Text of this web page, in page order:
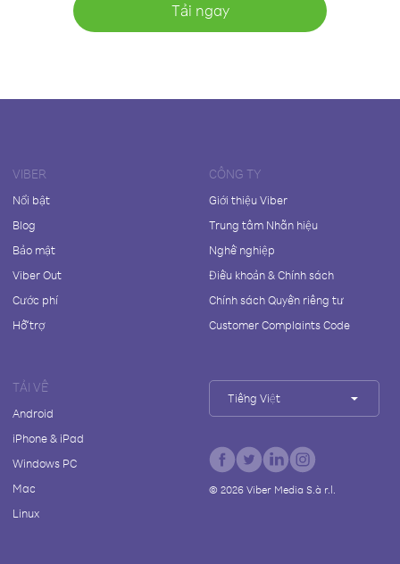
Tải ngay
VIBER
Nổi bật
Blog
Bảo mật
Viber Out
Cước phí
Hỗ trợ
CÔNG TY
Giới thiệu Viber
Trung tâm Nhãn hiệu
Nghề nghiệp
Điều khoản & Chính sách
Chính sách Quyền riêng tư
Customer Complaints Code
TẢI VỀ
Android
iPhone & iPad
Windows PC
Mac
Linux
Tiếng Việt
© 2026Viber Media S.à r.l.